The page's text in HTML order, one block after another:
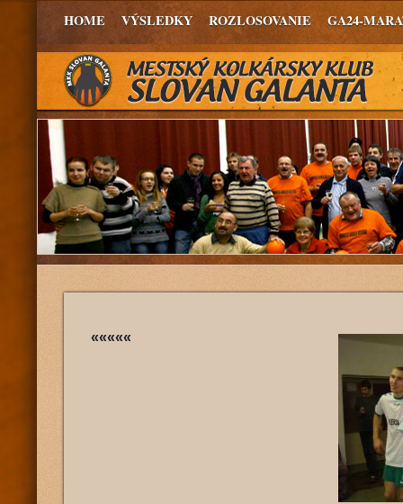
HOME VÝSLEDKY ROZLOSOVANIE GA24-
«««««